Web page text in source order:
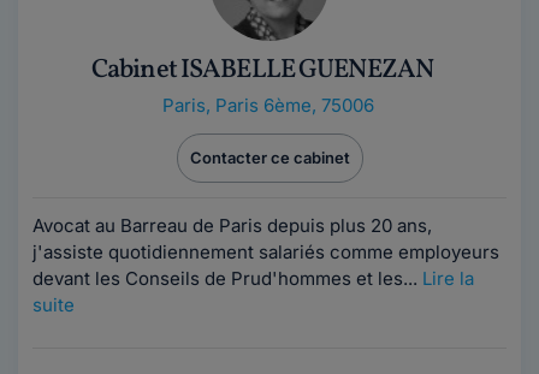
Cabinet ISABELLE GUENEZAN
Paris, Paris 6ème, 75006
Contacter ce cabinet
Avocat au Barreau de Paris depuis plus 20 ans,
j'assiste quotidiennement salariés comme employeurs
devant les Conseils de Prud'hommes et les... Lire la
suite